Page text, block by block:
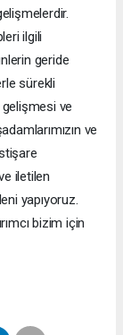
ilgili
geride
sürekli
gelişmesi ve
ve
iletilen
yapıyoruz.
bizim için